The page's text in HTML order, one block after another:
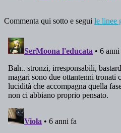
Commenta qui sotto e segui le linee